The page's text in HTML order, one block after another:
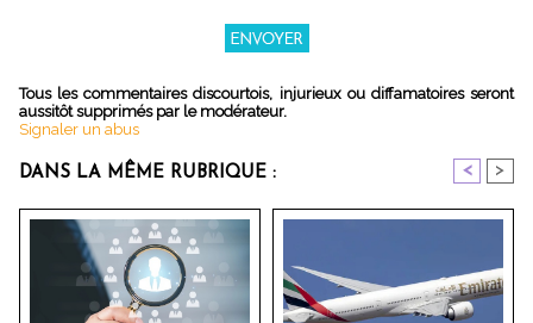
Tous les commentaires discourtois, injurieux ou diffamatoires seront
aussitôt supprimés par le modérateur.
Signaler un abus
DANS LA MÊME RUBRIQUE : < >